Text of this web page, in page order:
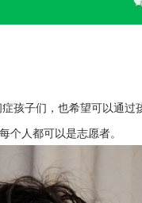
孩子们，也希望可以通过
个人都可以是志愿者。